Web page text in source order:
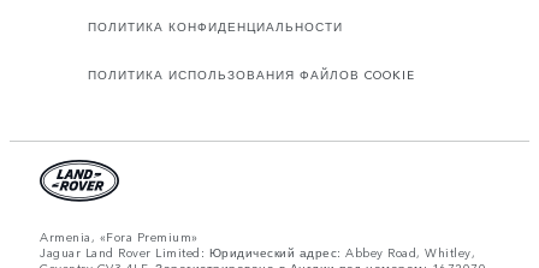
ПОЛИТИКА КОНФИДЕНЦИАЛЬНОСТИ
ПОЛИТИКА ИСПОЛЬЗОВАНИЯ ФАЙЛОВ COOKIE
Armenia, «Fora Premium»
Jaguar Land Rover Limited: Юридический адрес: Abbey Road, Whitley,